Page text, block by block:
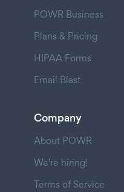
POWR Business
Plans & Pricing
HIPAA Forms
Email Blast
Company
About POWR
We're hiring!
Terms of Service